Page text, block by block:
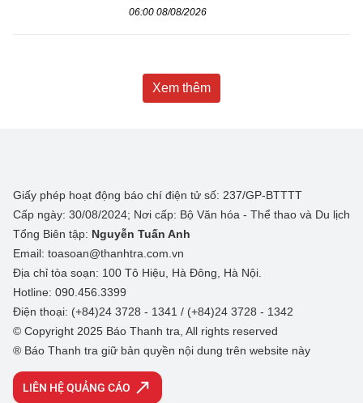
06:00 08/08/2026
Xem thêm
Giấy phép hoạt động báo chí điện tử số: 237/GP-BTTTT
Cấp ngày: 30/08/2024; Nơi cấp: Bộ Văn hóa - Thể thao và Du lịch
Tổng Biên tập: Nguyễn Tuấn Anh
Email: toasoan@thanhtra.com.vn
Địa chỉ tòa soạn: 100 Tô Hiệu, Hà Đông, Hà Nội.
Hotline: 090.456.3399
Điện thoại: (+84)24 3728 - 1341 / (+84)24 3728 - 1342
© Copyright 2025 Báo Thanh tra, All rights reserved
® Báo Thanh tra giữ bản quyền nội dung trên website này
LIÊN HỆ QUẢNG CÁO